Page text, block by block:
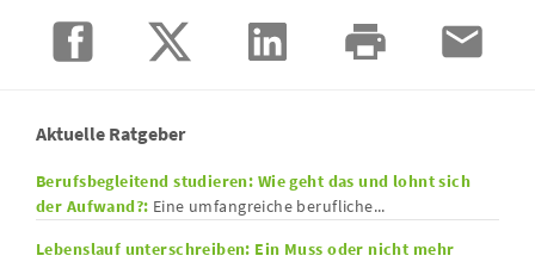
Aktuelle Ratgeber
Berufsbegleitend studieren: Wie geht das und lohnt sich
der Aufwand?: Eine umfangreiche berufliche...
Lebenslauf unterschreiben: Ein Muss oder nicht mehr